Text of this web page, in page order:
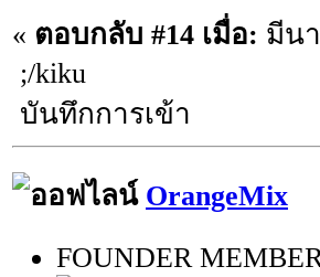
« ตอบกลับ #14 เมื่อ: มีนา
;/kiku
บันทึกการเข้า
OrangeMix
FOUNDER